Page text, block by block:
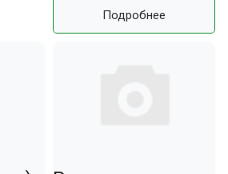
Подробнее